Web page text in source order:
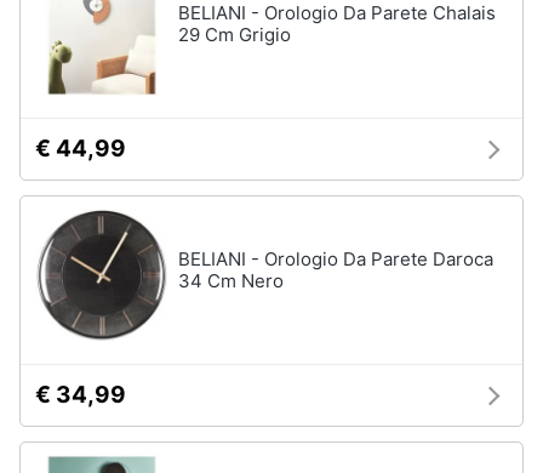
BELIANI - Orologio Da Parete Chalais
29 Cm Grigio
€ 44,99
BELIANI - Orologio Da Parete Daroca
34 Cm Nero
€ 34,99